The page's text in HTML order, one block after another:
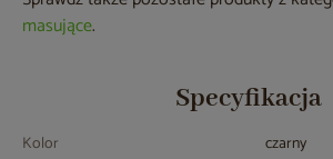
masujące.
Specyfikacja
Kolor czarny